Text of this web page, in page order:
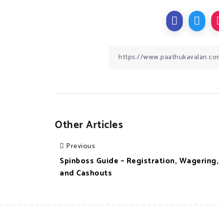
Other Articles
Previous
Spinboss Guide – Registration, Wagering,
and Cashouts